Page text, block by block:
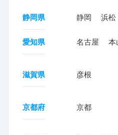
静岡県 静岡 浜松
愛知県 名古屋 本
滋賀県 彦根
京都府 京都